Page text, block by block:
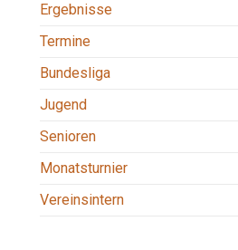
Ergebnisse
Termine
Bundesliga
Jugend
Senioren
Monatsturnier
Vereinsintern